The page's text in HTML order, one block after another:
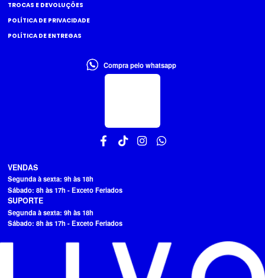
TROCAS E DEVOLUÇÕES
POLÍTICA DE PRIVACIDADE
POLÍTICA DE ENTREGAS
Compra pelo whatsapp
VENDAS
Segunda à sexta: 9h às 18h
Sábado: 8h às 17h - Exceto Feriados
SUPORTE
Segunda à sexta: 9h às 18h
Sábado: 8h às 17h - Exceto Feriados